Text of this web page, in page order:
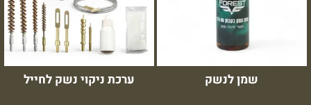
שמן לנשק ערכת ניקוי נשק לחייל